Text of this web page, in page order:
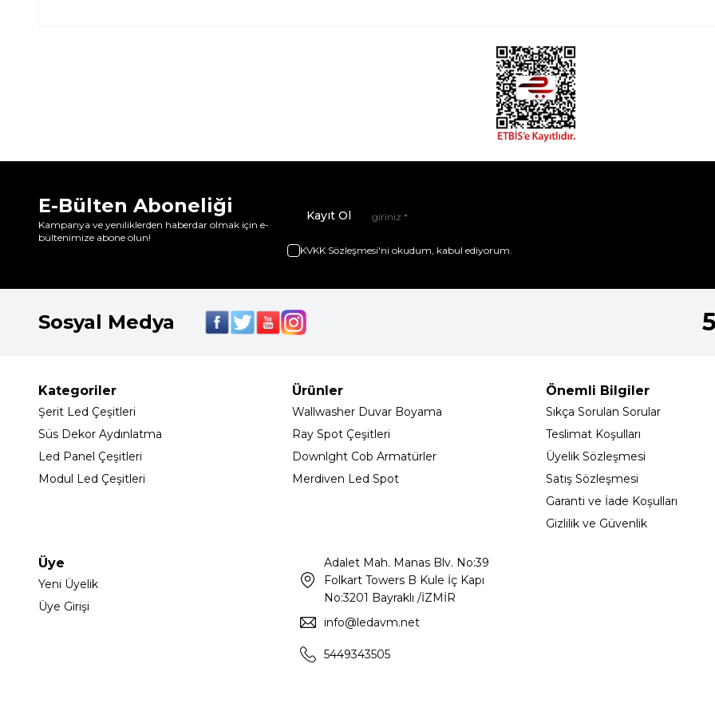
E-Bülten Aboneliği
Kampanya ve yeniliklerden haberdar olmak için e-
bültenimize abone olun!
Kayıt Ol
KVKK Sözleşmesi'ni okudum, kabul ediyorum.
Sosyal Medya
Kategoriler
Şerit Led Çeşitleri
Süs Dekor Aydınlatma
Led Panel Çeşitleri
Modul Led Çeşitleri
Ürünler
Wallwasher Duvar Boyama
Ray Spot Çeşitleri
Downlght Cob Armatürler
Merdiven Led Spot
Önemli Bilgiler
Sıkça Sorulan Sorular
Teslimat Koşulları
Üyelik Sözleşmesi
Satış Sözleşmesi
Garanti ve İade Koşulları
Gizlilik ve Güvenlik
Üye
Yeni Üyelik
Üye Girişi
Adalet Mah. Manas Blv. No:39
Folkart Towers B Kule İç Kapı
No:3201 Bayraklı /İZMİR
info@ledavm.net
5449343505